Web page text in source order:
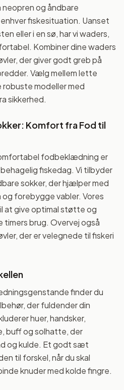
og åndbare
fiskesituation. Uanset
eller i en sø, har vi waders,
Kombiner dine waders
der giver godt greb på
Vælg mellem lette
modeller med
sikkerhed.
Komfort fra Fod til
fodbeklædning er
fiskedag. Vi tilbyder
sokker, der hjælper med
forebygge vabler. Vores
at give optimal støtte og
brug. Overvej også
der er velegnede til fiskeri
finder du
der fuldender din
huer, handsker,
buff og solhatte, der
og kulde. Et godt sæt
til forskel, når du skal
knuder med kolde fingre.